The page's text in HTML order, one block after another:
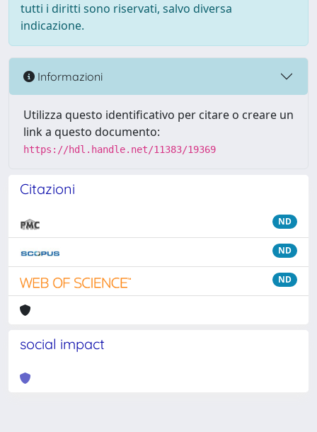
tutti i diritti sono riservati, salvo diversa
indicazione.
Informazioni
Utilizza questo identificativo per citare o creare un
link a questo documento:
https://hdl.handle.net/11383/19369
Citazioni
ND
ND
ND
social impact